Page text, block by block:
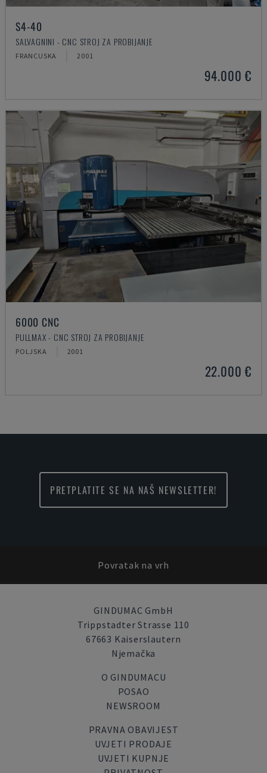
S4-40
SALVAGNINI - CNC STROJ ZA PROBIJANJE
FRANCUSKA 2001
94.000 €
6000 CNC
PULLMAX - CNC STROJ ZA PROBIJANJE
POLJSKA 2001
22.000 €
PRETPLATITE SE NA NAŠ NEWSLETTER!
Povratak na vrh
GINDUMAC GmbH
Trippstadter Strasse 110
67663 Kaiserslautern
Njemačka
O GINDUMACU
POSAO
NEWSROOM
PRAVNA OBAVIJEST
UVJETI PRODAJE
UVJETI KUPNJE